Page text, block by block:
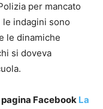
per mancato
le indagini sono
le dinamiche
si doveva
pagina Facebook La